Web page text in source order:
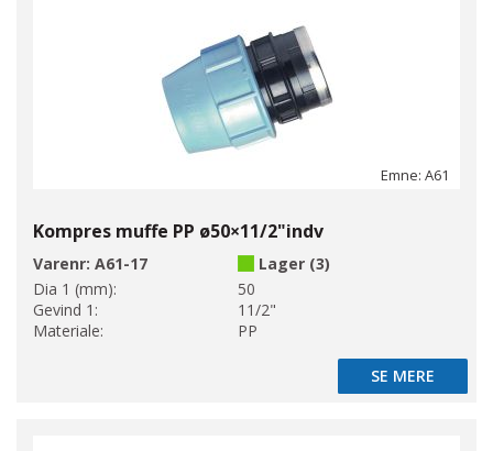
Emne: A61
Kompres muffe PP ø50×11/2"indv
Varenr: A61-17
Lager (3)
Dia 1 (mm):
50
Gevind 1:
11/2"
Materiale:
PP
SE MERE
SE MERE